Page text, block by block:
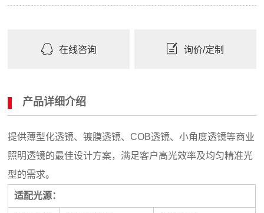
在线咨询 询价/定制
产品详细介绍
提供薄型化透镜、镀膜透镜、COB透镜、小角度透镜等商业
照明透镜的最佳设计方案，满足客户高光效率及均匀精准光
型的需求。
适配光源：